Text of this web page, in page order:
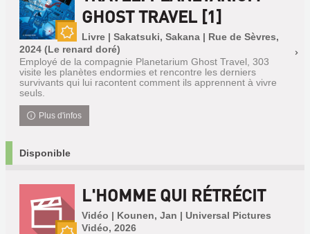
Nouveauté
GHOST TRAVEL [1]
Livre | Sakatsuki, Sakana | Rue de Sèvres,
2024 (Le renard doré)
Employé de la compagnie Planetarium Ghost Travel, 303
visite les planètes endormies et rencontre les derniers
survivants qui lui racontent comment ils apprennent à vivre
seuls.
Plus d'infos
Disponible
L'HOMME QUI RÉTRÉCIT
Vidéo | Kounen, Jan | Universal Pictures
Vidéo, 2026